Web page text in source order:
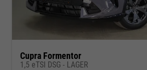
Cupra Formentor
1,5 eTSI DSG - LAGER